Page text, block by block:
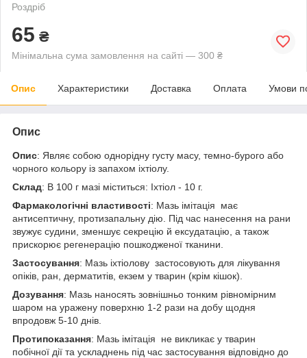
Роздріб
65 ₴
Мінімальна сума замовлення на сайті — 300 ₴
Опис Характеристики Доставка Оплата Умови
Опис
Опис: Являє собою однорідну густу масу, темно-бурого або
чорного кольору із запахом іхтіолу.
Склад: В 100 г мазі міститься: Іхтіол - 10 г.
Фармакологічні властивості: Мазь імітація має
антисептичну, протизапальну дію. Під час нанесення на рани
звужує судини, зменшує секрецію й ексудатацію, а також
прискорює регенерацію пошкодженої тканини.
Застосування: Мазь іхтіолову застосовують для лікування
опіків, ран, дерматитів, екзем у тварин (крім кішок).
Дозування: Мазь наносять зовнішньо тонким рівномірним
шаром на уражену поверхню 1-2 рази на добу щодня
впродовж 5-10 днів.
Протипоказання: Мазь імітація не викликає у тварин
побічної дії та ускладнень під час застосування відповідно до